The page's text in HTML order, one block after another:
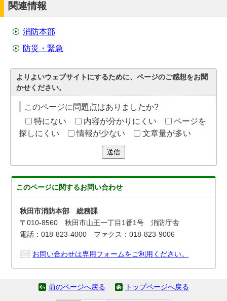
関連情報
消防本部
防災・緊急
よりよいウェブサイトにするために、ページのご感想をお聞
かせください。
このページに問題点はありましたか?
特にない
内容が分かりにくい
ページを
探しにくい
情報が少ない 文章量が多い
送信
このページに関するお問い合わせ
秋田市消防本部 総務課
〒010-8560 秋田市山王一丁目1番1号 消防庁舎
電話：018-823-4000 ファクス：018-823-9006
お問い合わせは専用フォームをご利用ください。
前のページへ戻る トップページへ戻る